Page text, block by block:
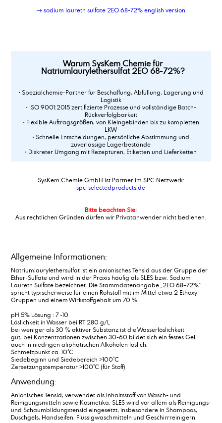
→ sodium laureth sulfate 2EO 68-72% english version
Warum SysKem Chemie für
Natriumlaurylethersulfat 2EO 68-72%?
• Spezialchemie-Partner für Beschaffung, Abfüllung, Lagerung und
Logistik
• ISO 9001:2015 zertifizierte Prozesse und vollständige Batch-
Rückverfolgbarkeit
• Flexible Auftragsgrößen, von Kleingebinden bis zu kompletten
LKW
• Schnelle Entscheidungen, persönliche Abstimmung und
zuverlässige Lagerbestände
• Diskreter Umgang mit Rezepturen, Etiketten und Lieferketten
SysKem Chemie GmbH ist Partner im SPC Netzwerk:
spc-selectedproducts.de
Bitte beachten Sie:
Aus rechtlichen Gründen dürfen wir Privatanwender nicht bedienen.
Allgemeine Informationen:
Natriumlaurylethersulfat ist ein anionisches Tensid aus der Gruppe der
Ether-Sulfate und wird in der Praxis häufig als SLES bzw. Sodium
Laureth Sulfate bezeichnet. Die Stammdatenangabe „2EO 68–72%“
spricht typischerweise für einen Rohstoff mit im Mittel etwa 2 Ethoxy-
Gruppen und einem Wirkstoffgehalt um 70 %.
pH 5% Lösung : 7 -10
Löslichkeit in Wasser bei RT 280 g/L
bei weniger als 30 % aktiver Substanz ist die Wasserlöslichkeit
gut, bei Konzentrationen zwischen 30-60 bildet sich ein festes Gel
auch in niedrigen aliphatischen Alkoholen löslich.
Schmelzpunkt ca. 10°C
Siedebeginn und Siedebereich >100°C
Zersetzungstemperatur >100°C (für Stoff)
Anwendung:
Anionisches Tensid, verwendet als Inhaltsstoff von Wasch- und
Reinigungsmitteln sowie Kosmetika. SLES wird vor allem als Reinigungs-
und Schaumbildungstensid eingesetzt, insbesondere in Shampoos,
Duschgels, Handseifen, Flüssigwaschmitteln und Geschirrreinigern.